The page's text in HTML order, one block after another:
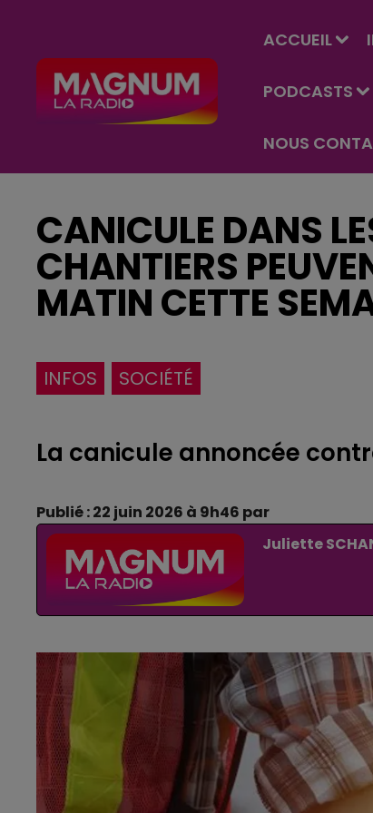
ACCUEIL
PODCASTS
NOUS
CANICULE DANS
CHANTIERS
MATIN CETTE
INFOS SOCIÉTÉ
La canicule annoncée
Publié : 22 juin 2026 à 9h46 par
Juliette